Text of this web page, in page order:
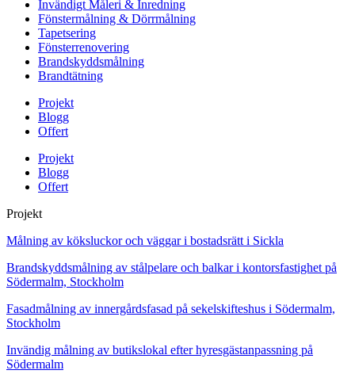
Invändigt Måleri & Inredning
Fönstermålning & Dörrmålning
Tapetsering
Fönsterrenovering
Brandskyddsmålning
Brandtätning
Projekt
Blogg
Offert
Projekt
Blogg
Offert
Projekt
Målning av köksluckor och väggar i bostadsrätt i Sickla
Brandskyddsmålning av stålpelare och balkar i kontorsfastighet på
Södermalm, Stockholm
Fasadmålning av innergårdsfasad på sekelskifteshus i Södermalm,
Stockholm
Invändig målning av butikslokal efter hyresgästanpassning på
Södermalm